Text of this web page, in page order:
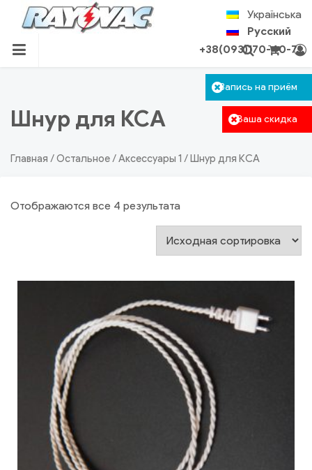
content
Ваша скидка
Запись на приём
RU.RAYOVAC.COM.UA
Українська
Русский
+38(093)170-40-71
Поиск
Шнур для КСА
Главная /Остальное/Аксессуары 1 / Шнур для КСА
Отображаются все 4 результата